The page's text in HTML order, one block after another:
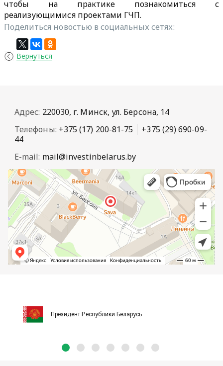
чтобы на практике познакомиться с
реализующимися проектами ГЧП.
Поделиться новостью в социальных сетях:
Вернуться
Адрес: 220030, г. Минск, ул. Берсона, 14
Телефоны: +375 (17) 200-81-75
+375 (29) 690-09-
44
E-mail: mail@investinbelarus.by
Президент Республики Беларусь